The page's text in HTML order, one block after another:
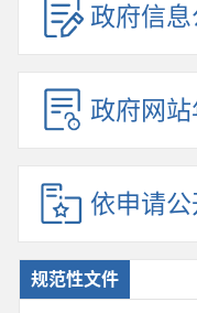
政府信
政府网
依申请公
规范性文件